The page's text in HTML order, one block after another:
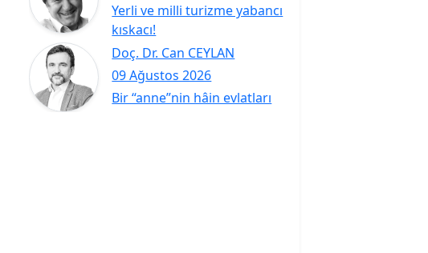
Yerli ve milli turizme yabancı
kıskacı!
Doç. Dr. Can CEYLAN
09 Ağustos 2026
Bir “anne”nin hâin evlatları